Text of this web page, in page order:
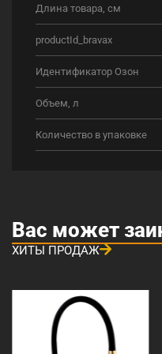
Длина товара, см
productId_bravax
Идентификатор Озон
Объем, л
Количество в упаковке
Вас может
ХИТЫ ПРОДАЖ